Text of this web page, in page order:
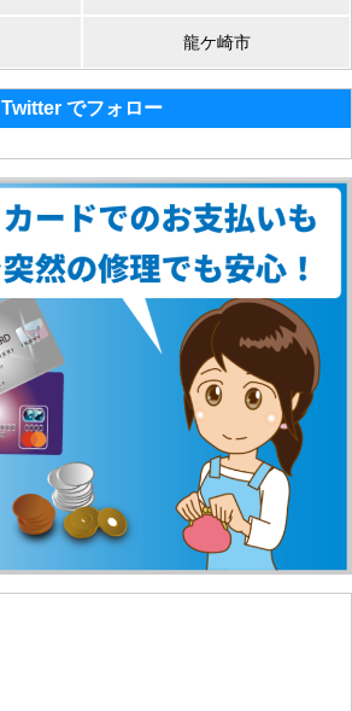
龍ケ崎市
Twitter でフォロー